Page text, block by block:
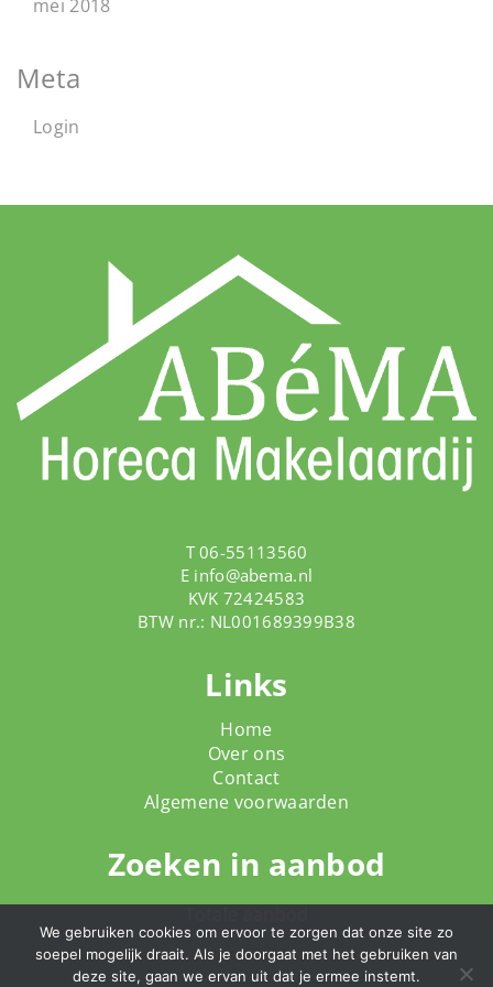
mei 2018
Meta
Login
T 06-55113560
E info@abema.nl
KVK 72424583
BTW nr.: NL001689399B38
Links
Home
Over ons
Contact
Algemene voorwaarden
Zoeken in aanbod
We gebruiken cookies om ervoor te zorgen dat onze site zo
soepel mogelijk draait. Als je doorgaat met het gebruiken van
deze site, gaan we ervan uit dat je ermee instemt.